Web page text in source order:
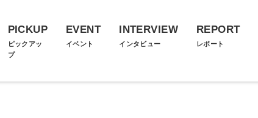
PICKUP
ピックアッ
プ
EVENT
イベント
INTERVIEW
インタビュー
REPORT
レポート